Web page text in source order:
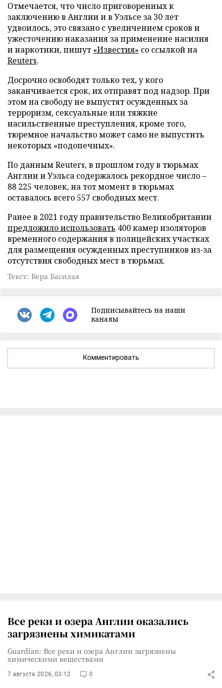
Отмечается, что число приговоренных к
заключению в Англии и в Уэльсе за 30 лет
удвоилось, это связано с увеличением сроков и
ужесточению наказания за применение насилия
и наркотики, пишут «Известия» со ссылкой на
Reuters.
Досрочно освободят только тех, у кого
заканчивается срок, их отправят под надзор. При
этом на свободу не выпустят осужденных за
терроризм, сексуальные или тяжкие
насильственные преступления, кроме того,
тюремное начальство может само не выпустить
некоторых «подопечных».
По данным Reuters, в прошлом году в тюрьмах
Англии и Уэльса содержалось рекордное число –
88 225 человек, на тот момент в тюрьмах
оставалось всего 557 свободных мест.
Ранее в 2021 году правительство Великобритании
предложило использовать 400 камер изоляторов
временного содержания в полицейских участках
для размещения осужденных преступников из-за
отсутствия свободных мест в тюрьмах.
Текст: Вера Басилая
Подписывайтесь на наши
каналы
Комментировать
Все реки и озера Англии оказались
загрязнены химикатами
Guardian: Все реки и озера Англии загрязнены
химическими веществами
7 августа 2026, 03:12 0